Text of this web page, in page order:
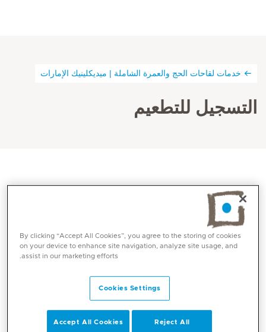
خدمات لقاحات الحج والعمرة الشاملة | ميديكلينيك الإمارات
التسجيل للتطعيم
ندعوكم للتسجيل هنا لخدمات التطعيم للحج والعمرة (دبي)
والعمرة (أبوظبي + العين). سنحرص على التواصل معكم إما عبر
الهاتف أو البريد الإلكتروني بمجرد التسجيل. سلامتكم أولويتنا.
By clicking “Accept All Cookies”, you agree to the storing of cookies
on your device to enhance site navigation, analyze site usage, and
assist in our marketing efforts.
Cookies Settings
Reject All
Accept All Cookies